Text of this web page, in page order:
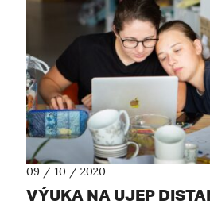
09 / 10 / 2020
VÝUKA NA UJEP